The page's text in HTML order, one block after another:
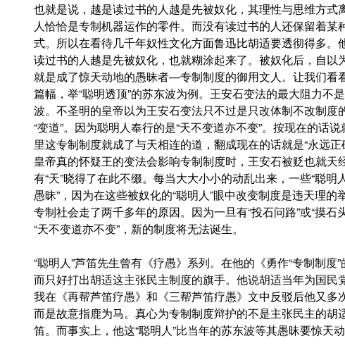
也就是说，越是读过书的人越是先被奴化，其理性与思维方
人恰恰是专制机器运作的零件。而没有读过书的人还保留着
式。所以在看待几千年奴性文化方面鲁迅比胡适要透彻得多。
读过书的人越是先被奴化，也就糊涂起来了。被奴化后，自以
就是成了惊天动地的愚昧者—专制制度的御用文人。让我们看
篇幅，举“聪明透顶”的苏东波为例。王安石变法的最大阻力不
波。不圣明的皇帝以为王安石变法只不过是只改体制不改制
“变道”。因为聪明人奉行的是“天不变道亦不变”。按现在的话
里这专制制度就成了与天相连的道，翻成现在的话就是“永远正
皇帝真的怀疑王的变法会影响专制制度时，王安石被贬也就天
有“天”晓得了在此不缀。每当大大小小的动乱出来，一些“聪明
愚昧”，因为在这些被奴化的“聪明人”眼中改变制度是违天理
专制社会走了两千多年的原因。因为一旦有“投石问路”或“摸石
“天不变道亦不变”，新的制度将无法诞生。
“聪明人”芦笛先生曾有《疗愚》系列。在他的《勇作“专制制度
而只好打出胡适这主张民主制度的旗手。他说胡适当年为国民党
我在《再帮芦笛疗愚》和《三帮芦笛疗愚》文中反驳后他又多
而是故意指鹿为马。真心为专制制度辩护的不是主张民主的胡
笛。而事实上，他这“聪明人”比当年的苏东波等其愚昧要惊天动